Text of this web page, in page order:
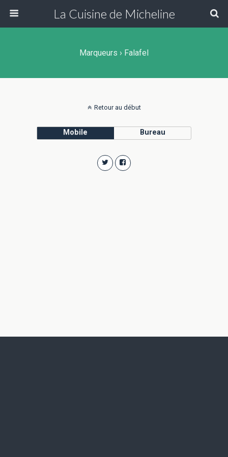
La Cuisine de Micheline
Marqueurs › Falafel
Retour au début
Mobile Bureau